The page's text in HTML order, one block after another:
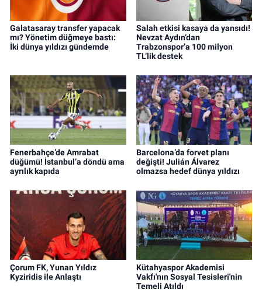
Galatasaray transfer yapacak
mı? Yönetim düğmeye bastı:
İki dünya yıldızı gündemde
Salah etkisi kasaya da yansıdı!
Nevzat Aydın’dan
Trabzonspor’a 100 milyon
TL’lik destek
Fenerbahçe’de Amrabat
düğümü! İstanbul’a döndü ama
ayrılık kapıda
Barcelona’da forvet planı
değişti! Julián Álvarez
olmazsa hedef dünya yıldızı
Çorum FK, Yunan Yıldız
Kyziridis ile Anlaştı
Kütahyaspor Akademisi
Vakfı'nın Sosyal Tesisleri'nin
Temeli Atıldı